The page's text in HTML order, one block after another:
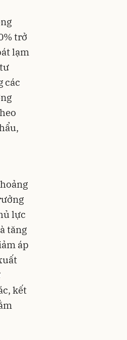
trở
lạm
các
lực
tăng
áp
kết